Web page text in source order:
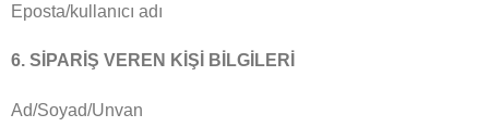
Eposta/kullanıcı adı
6. SİPARİŞ VEREN KİŞİ BİLGİLERİ
Ad/Soyad/Unvan